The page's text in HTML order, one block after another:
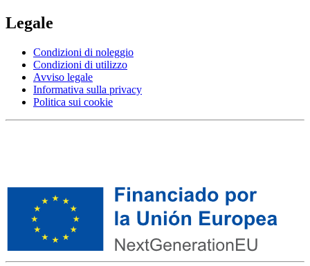
Legale
Condizioni di noleggio
Condizioni di utilizzo
Avviso legale
Informativa sulla privacy
Politica sui cookie